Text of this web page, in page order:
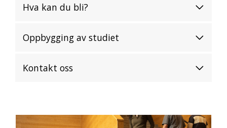
Hva kan du bli?
Oppbygging av studiet
Kontakt oss